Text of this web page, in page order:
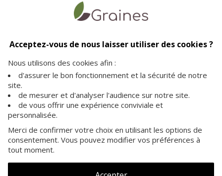
dès 35€ d'achat
vos achats en toute
sécurité sur notre site
à votre écoute pour plus
d'informations
A PROPOS
INFORMATIONS
Acceptez-vous de nous laisser utiliser des cookies ?
Nous utilisons des cookies afin :
d'assurer le bon fonctionnement et la sécurité de notre
site.
de mesurer et d'analyser l'audience sur notre site.
de vous offrir une expérience conviviale et
personnalisée.
Merci de confirmer votre choix en utilisant les options de
consentement. Vous pouvez modifier vos préférences à
tout moment.